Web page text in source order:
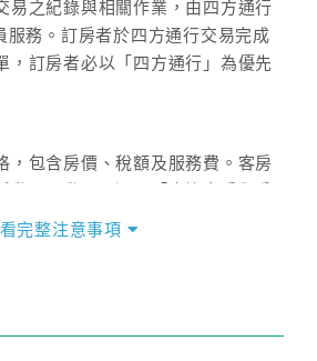
易之紀錄與相關作業，由四方通行
服務。訂房者於四方通行交易完成
，訂房者必以「四方通行」為優先
，包含房價、稅額及服務費。客房
準。
看完整注意事項